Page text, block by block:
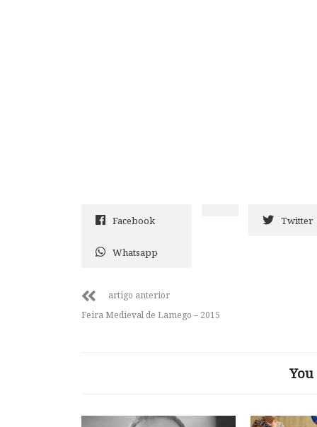
Facebook Twitter
Whatsapp
artigo anterior
Feira Medieval de Lamego – 2015